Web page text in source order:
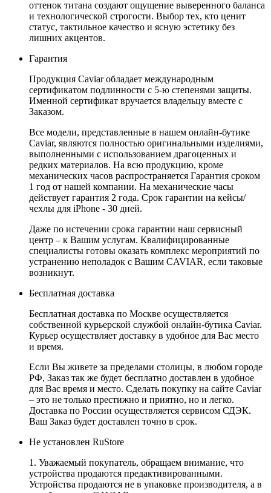
оттенок титана создают ощущение выверенного баланса
и технологической строгости. Выбор тех, кто ценит
статус, тактильное качество и ясную эстетику без
лишних акцентов.
Гарантия
Продукция Caviar обладает международным
сертификатом подлинности с 5-ю степенями защиты.
Именной сертификат вручается владельцу вместе с
Заказом.
Все модели, представленные в нашем онлайн-бутике
Caviar, являются полностью оригинальными изделиями,
выполненными с использованием драгоценных и
редких материалов. На всю продукцию, кроме
механических часов распространяется Гарантия сроком
1 год от нашей компании. На механические часы
действует гарантия 2 года. Срок гарантии на кейсы/
чехлы для iPhone - 30 дней.
Даже по истечении срока гарантии наш сервисный
центр – к Вашим услугам. Квалифицированные
специалисты готовы оказать комплекс мероприятий по
устранению неполадок с Вашим CAVIAR, если таковые
возникнут.
Бесплатная доставка
Бесплатная доставка по Москве осуществляется
собственной курьерской службой онлайн-бутика Caviar.
Курьер осуществляет доставку в удобное для Вас место
и время.
Если Вы живете за пределами столицы, в любом городе
РФ, Заказ так же будет бесплатно доставлен в удобное
для Вас время и место. Сделать покупку на сайте Caviar
– это не только престижно и приятно, но и легко.
Доставка по России осуществляется сервисом СДЭК.
Ваш Заказ будет доставлен точно в срок.
Не установлен RuStore
1. Уважаемый покупатель, обращаем внимание, что
устройства продаются предактивированными.
Устройства продаются не в упаковке производителя, а в